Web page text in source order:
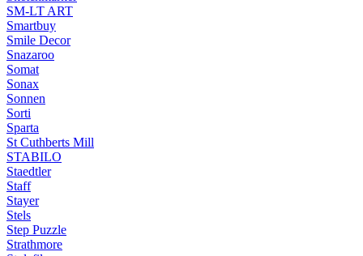
SM-LT ART
Smartbuy
Smile Decor
Snazaroo
Somat
Sonax
Sonnen
Sorti
Sparta
St Cuthberts Mill
STABILO
Staedtler
Staff
Stayer
Stels
Step Puzzle
Strathmore